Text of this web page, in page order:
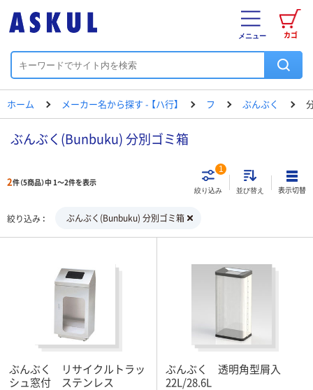
カゴ
メニュー
ホーム メーカー名から探す - 【ハ行】 フ ぶんぶく
ぶんぶく(Bunbuku) 分別ゴミ箱
2件（5商品）中 1～2件を表示
絞り込み
1
並び替え 表示切替
絞り込み ぶんぶく(Bunbuku) 分別ゴミ箱
ぶんぶく リサイクルトラッ
シュ窓付 ステンレス
ぶんぶく 透明角型屑入
22L/28.6L